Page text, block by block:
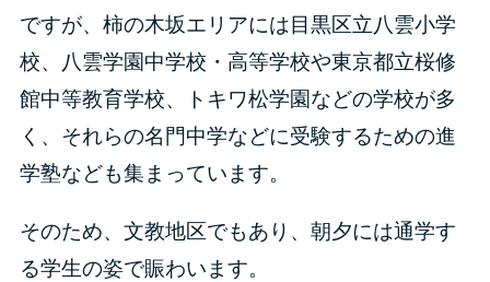
ですが、柿の木坂エリアには目黒区立八雲小学
校、八雲学園中学校・高等学校や東京都立桜修
館中等教育学校、トキワ松学園などの学校が多
く、それらの名門中学などに受験するための進
学塾なども集まっています。
そのため、文教地区でもあり、朝夕には通学す
る学生の姿で賑わいます。